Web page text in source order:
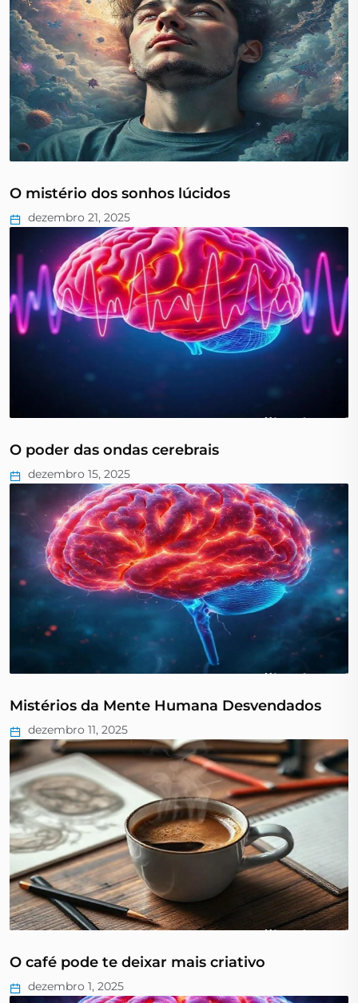
O mistério dos sonhos lúcidos
dezembro 21, 2025
O poder das ondas cerebrais
dezembro 15, 2025
Mistérios da Mente Humana Desvendados
dezembro 11, 2025
O café pode te deixar mais criativo
dezembro 1, 2025